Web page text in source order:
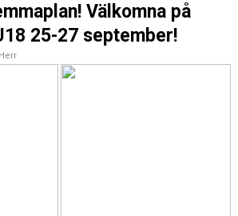
Välkomna på
25-27 september!